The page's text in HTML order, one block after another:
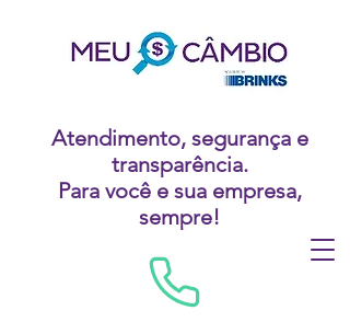
Atendimento, segurança e
transparência.
Para você e sua empresa,
sempre!